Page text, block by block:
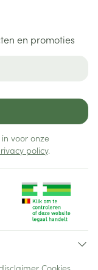
en promoties
voor onze
policy.
Cookies